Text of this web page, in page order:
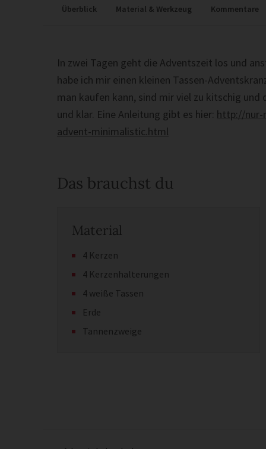
Überblick Material & Werkzeug Kommentare
In zwei Tagen geht die Adventszeit los und
habe ich mir einen kleinen Tassen-
man kaufen kann, sind mir viel zu kitschig
und klar. Eine Anleitung gibt es hier: http://nur-
advent-minimalistic.html
Das brauchst du
Material
4 Kerzen
4 Kerzenhalterungen
4 weiße Tassen
Erde
Tannenzweige